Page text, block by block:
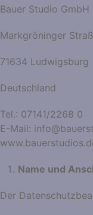
Bauer Studio GmbH
Markgröninger
71634 Ludwigsburg
Deutschland
Tel.: 07141/2268 0
E-Mail:
Name und
Der